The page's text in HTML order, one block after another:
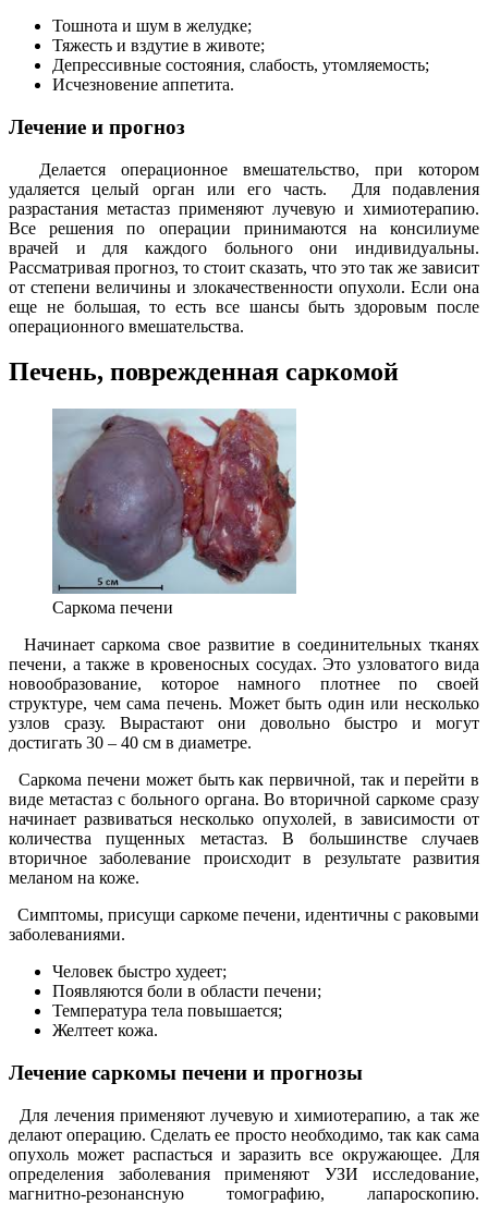
Тошнота и шум в желудке;
Тяжесть и вздутие в животе;
Депрессивные состояния, слабость, утомляемость;
Исчезновение аппетита.
Лечение и прогноз
Делается операционное вмешательство, при котором
удаляется целый орган или его часть. Для подавления
разрастания метастаз применяют лучевую и химиотерапию.
Все решения по операции принимаются на консилиуме
врачей и для каждого больного они индивидуальны.
Рассматривая прогноз, то стоит сказать, что это так же зависит
от степени величины и злокачественности опухоли. Если она
еще не большая, то есть все шансы быть здоровым после
операционного вмешательства.
Печень, поврежденная саркомой
Саркома печени
Начинает саркома свое развитие в соединительных тканях
печени, а также в кровеносных сосудах. Это узловатого вида
новообразование, которое намного плотнее по своей
структуре, чем сама печень. Может быть один или несколько
узлов сразу. Вырастают они довольно быстро и могут
достигать 30 – 40 см в диаметре.
Саркома печени может быть как первичной, так и перейти в
виде метастаз с больного органа. Во вторичной саркоме сразу
начинает развиваться несколько опухолей, в зависимости от
количества пущенных метастаз. В большинстве случаев
вторичное заболевание происходит в результате развития
меланом на коже.
Симптомы, присущи саркоме печени, идентичны с раковыми
заболеваниями.
Человек быстро худеет;
Появляются боли в области печени;
Температура тела повышается;
Желтеет кожа.
Лечение саркомы печени и прогнозы
Для лечения применяют лучевую и химиотерапию, а так же
делают операцию. Сделать ее просто необходимо, так как сама
опухоль может распасться и заразить все окружающее. Для
определения заболевания применяют УЗИ исследование,
магнитно-резонансную томографию, лапароскопию.